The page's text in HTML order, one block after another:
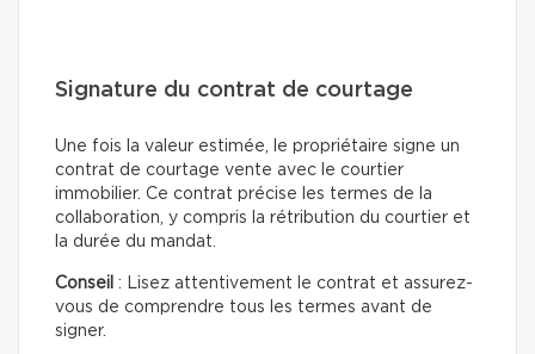
Signature du contrat de courtage
Une fois la valeur estimée, le propriétaire signe un
contrat de courtage vente avec le courtier
immobilier. Ce contrat précise les termes de la
collaboration, y compris la rétribution du courtier et
la durée du mandat.
Conseil : Lisez attentivement le contrat et assurez-
vous de comprendre tous les termes avant de
signer.